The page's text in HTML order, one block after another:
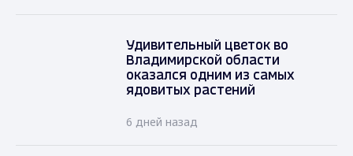
Удивительный цветок во
Владимирской области
оказался одним из самых
ядовитых растений
6 дней назад